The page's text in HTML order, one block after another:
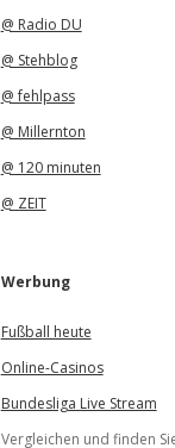
@ Radio DU
@ Stehblog
@ fehlpass
@ Millernton
@ 120 minuten
@ ZEIT
Werbung
Fußball heute
Online-Casinos
Bundesliga Live Stream
Vergleichen und finden